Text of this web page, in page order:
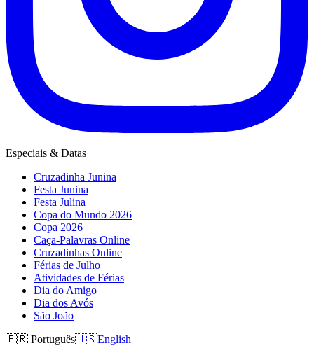
Especiais & Datas
Cruzadinha Junina
Festa Junina
Festa Julina
Copa do Mundo 2026
Copa 2026
Caça-Palavras Online
Cruzadinhas Online
Férias de Julho
Atividades de Férias
Dia do Amigo
Dia dos Avós
São João
🇧🇷 Português🇺🇸English